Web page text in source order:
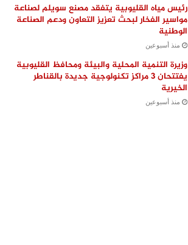
رئيس مياه القليوبية يتفقد مصنع سويلم لصناعة
مواسير الفخار لبحث تعزيز التعاون ودعم الصناعة
الوطنية
منذ أسبوعين
وزيرة التنمية المحلية والبيئة ومحافظ القليوبية
يفتتحان 3 مراكز تكنولوجية جديدة بالقناطر
الخيرية
منذ أسبوعين